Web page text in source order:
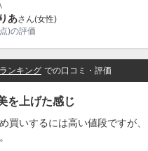
あさん(女性)
)の評価
ンキング での口コミ・評価
を上げた感じ
買いするには高い値段ですが